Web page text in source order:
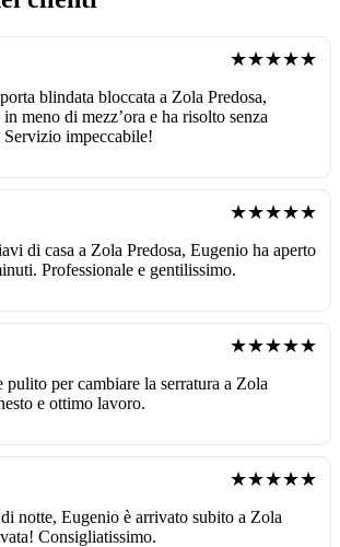
★★★★★
blindata bloccata a Zola Predosa,
meno di mezz’ora e ha risolto senza
impeccabile!
★★★★★
di casa a Zola Predosa, Eugenio ha aperto
Professionale e gentilissimo.
★★★★★
pulito per cambiare la serratura a Zola
e ottimo lavoro.
★★★★★
notte, Eugenio è arrivato subito a Zola
Consigliatissimo.